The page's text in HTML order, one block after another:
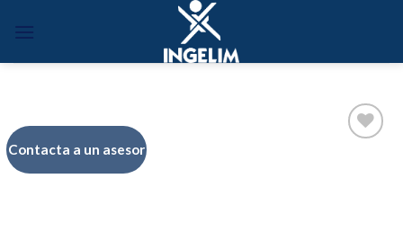
Contacta a un asesor